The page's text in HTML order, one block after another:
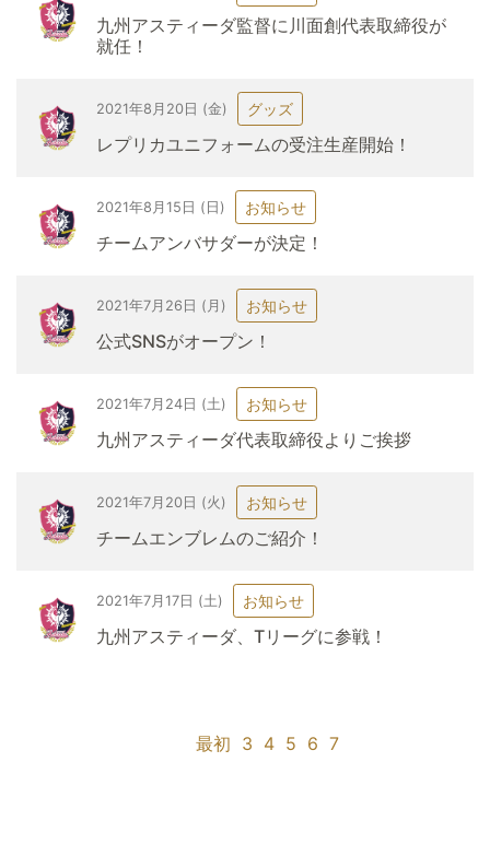
九州アスティーダ監督に川面創代表取締役が
就任！
2021年8月20日 (金) グッズ
レプリカユニフォームの受注生産開始！
2021年8月15日 (日) お知らせ
チームアンバサダーが決定！
2021年7月26日 (月) お知らせ
公式SNSがオープン！
2021年7月24日 (土) お知らせ
九州アスティーダ代表取締役よりご挨拶
2021年7月20日 (火) お知らせ
チームエンブレムのご紹介！
2021年7月17日 (土) お知らせ
九州アスティーダ、Tリーグに参戦！
最初 3 4 5 6 7